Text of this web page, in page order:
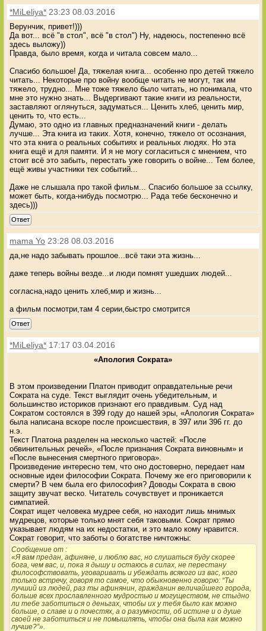
*MiLeliya* 23:23 08.03.2016
Верунчик, привет!)))
Да вот... всё "в стол", всё "в стол") Ну, надеюсь, постепенно всё
здесь выложу))
Правда, было время, когда и читала совсем мало...
Спасибо большое! Да, тяжелая книга... особенно про детей тяжело
читать... Некоторые про войну вообще читать не могут, так им
тяжело, трудно... Мне тоже тяжело было читать, но понимала, что
мне это нужно знать... Выдергивают такие книги из реальности,
заставляют оглянуться, задуматься... Ценить хлеб, ценить мир,
ценить то, что есть...
Думаю, это одно из главных предназначений книги - делать
лучше... Эта книга из таких. Хотя, конечно, тяжело от осознания,
что эта книга о реальных событиях и реальных людях. Но эта
книга ещё и для памяти. И я не могу согласиться с мнением, что
стоит всё это забыть, перестать уже говорить о войне... Тем более,
ещё живы участники тех событий...
Даже не слышала про такой фильм... Спасибо большое за ссылку,
может быть, когда-нибудь посмотрю... Рада тебе бесконечно и
здесь)))
Ответ
mama Yo 23:28 08.03.2016
да,не надо забывать прошлое...всё таки эта жизнь...
даже теперь войны везде...и люди помнят ушедших людей...
согласна,надо ценить хлеб,мир и жизнь...
а фильм посмотри,там 4 серии,быстро смотрится
Ответ
*MiLeliya* 17:17 03.04.2016
«Апология Сократа»
В этом произведении Платон приводит оправдательные речи
Сократа на суде. Текст выглядит очень убедительным, и
большинство историков признают его правдивым. Суд над
Сократом состоялся в 399 году до нашей эры, «Апология Сократа»
была написана вскоре после происшествия, в 397 или 396 гг. до
н.э.
Текст Платона разделен на несколько частей: «После
обвинительных речей», «После признания Сократа виновным» и
«После вынесения смертного приговора».
Произведение интересно тем, что оно достоверно, передает нам
основные идеи философии Сократа. Почему же его приговорили к
смерти? В чем была его философия? Доводы Сократа в свою
защиту звучат веско. Читатель сочувствует и проникается
симпатией.
Сократ ищет человека мудрее себя, но находит лишь мнимых
мудрецов, которые только мнят себя таковыми. Сократ прямо
указывает людям на их недостатки, и это мало кому нравится.
Сократ говорит, что заботы о богатстве ничтожны:
Сообщение от :
«Я вам предан, афиняне, и люблю вас, но слушаться буду скорее
бога, чем вас, и, пока я дышу и остаюсь в силах, не перестану
философствовать, уговаривать и убеждать всякого из вас, кого
только встречу, говоря то самое, что обыкновенно говорю: “Ты
лучший из людей, раз ты афинянин, гражданин величайшего города,
больше всех прославленного мудростью и могуществом, не стыдно
ли тебе заботиться о деньгах, чтобы их у тебя было как можно
больше, о славе и о почестях, а о разумности, об истине и о душе
своей не заботиться и не помышлять, чтобы она была как можно
лучше?”».